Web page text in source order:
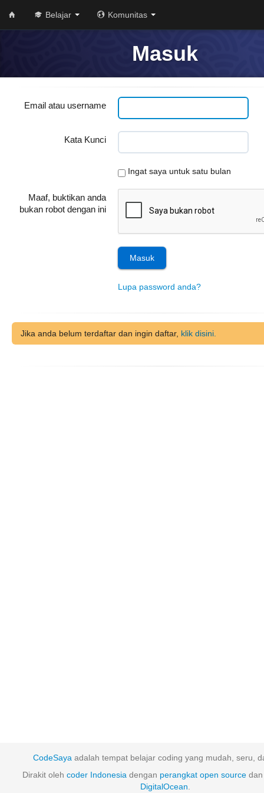
Belajar Komunitas
Masuk
Email atau username
Kata Kunci
Ingat saya untuk satu bulan
Maaf, buktikan anda
bukan robot dengan ini
Lupa password anda?
Jika anda belum terdaftar dan ingin daftar, klik disini.
CodeSaya adalah tempat belajar coding yang mudah, seru,
Dirakit oleh coder Indonesia dengan perangkat open source
DigitalOcean